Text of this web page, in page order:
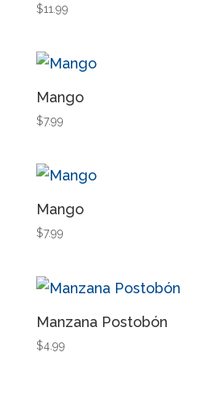
$11.99
Mango
$7.99
Mango
$7.99
Manzana Postobón
$4.99